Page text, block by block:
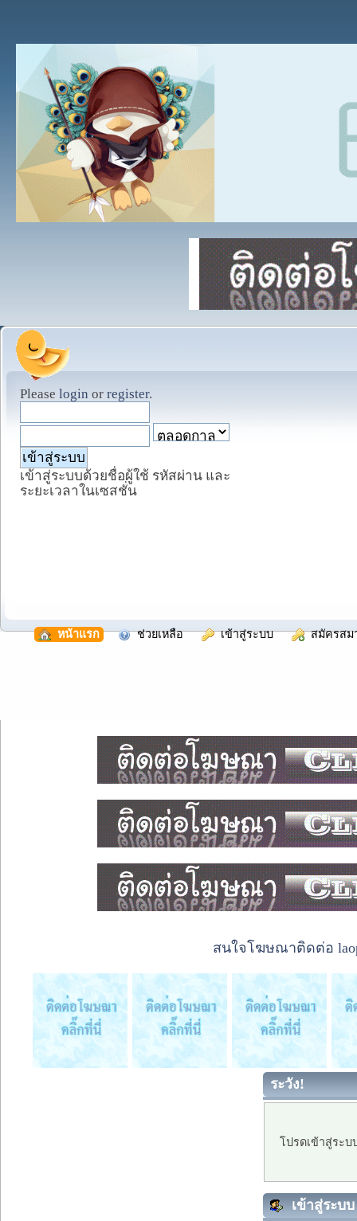
Please login or register.
เข้าสู่ระบบด้วยชื่อผู้ใช้ รหัสผ่าน และ
ระยะเวลาในเซสชั่น
หน้าแรก ช่วยเหลือ เข้าสู่ระบบ สมัครสม
สนใจโฆษณาติดต่อ
ระวัง!
โปรดเข้าสู่ระ
เข้าสู่ระบบ